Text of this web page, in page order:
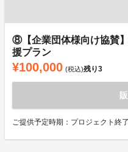
⑧【企業団体様向け協賛
援プラン
¥100,000 (税込)残り3
ご提供予定時期：プロジェクト終